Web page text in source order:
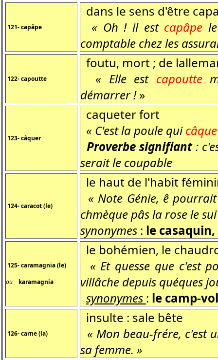
121- capâpe
dans le sens d'être
« Oh ! il est capâpe
comptable chez les
122- capoutte
foutu, mort ; de
« Elle est capoutte
démarrer !»
123- câquer
caqueter fort
« C'est la poule quicâque
Proverbe signifiant:
serait le coupable
124- caracot (le)
le haut de l'habit
« Note Génie, ê
chmèque pâs la rose le
synonymes : le
125- caramagnia (le)
ou karamagnia
le bohémien, le
« Et quesse que c'est
villâche depuis quéques
synonymes : le camp-
126- carne (la)
insulte : sale bête
« Mon beau-frére, c'est
sa femme. »